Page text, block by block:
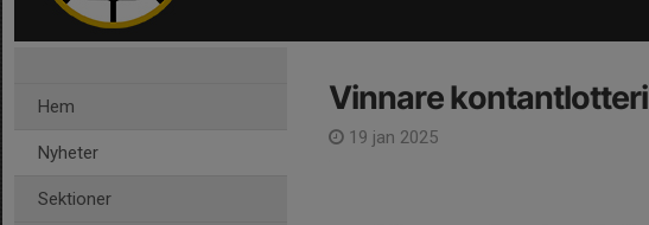
Hem
Nyheter
Sektioner
Vinnare kontantlotteri
19 jan 2025